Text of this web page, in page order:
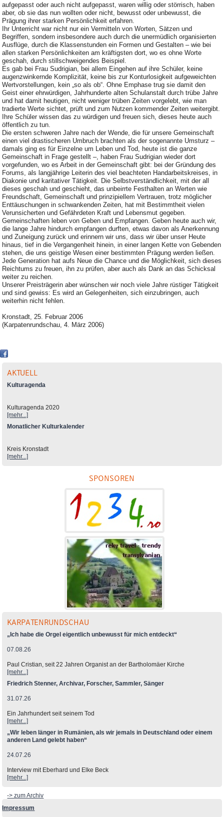
aufgepasst oder auch nicht aufgepasst, waren willig oder störrisch, haben
aber, ob sie das nun wollten oder nicht, bewusst oder unbewusst, die
Prägung ihrer starken Persönlichkeit erfahren.
Ihr Unterricht war nicht nur ein Vermitteln von Worten, Sätzen und
Begriffen, sondern insbesondere auch durch die unermüdlich organisierten
Ausflüge, durch die Klassenstunden ein Formen und Gestalten – wie bei
allen starken Persönlichkeiten am kräftigsten dort, wo es ohne Worte
geschah, durch stillschweigendes Beispiel.
Es gab bei Frau Sudrigian, bei allem Eingehen auf ihre Schüler, keine
augenzwinkernde Komplizität, keine bis zur Konturlosigkeit aufgeweichten
Wertvorstellungen, kein „so als ob“. Ohne Emphase trug sie damit den
Geist einer ehrwürdigen, Jahrhunderte alten Schulanstalt durch trübe Jahre
und hat damit heutigen, nicht weniger trüben Zeiten vorgelebt, wie man
tradierte Werte sichtet, prüft und zum Nutzen kommender Zeiten weitergibt.
Ihre Schüler wissen das zu würdigen und freuen sich, dieses heute auch
öffentlich zu tun.
Die ersten schweren Jahre nach der Wende, die für unsere Gemeinschaft
einen viel drastischeren Umbruch brachten als der sogenannte Umsturz –
damals ging es für Einzelne um Leben und Tod, heute ist die ganze
Gemeinschaft in Frage gestellt –, haben Frau Sudrigian wieder dort
vorgefunden, wo es Arbeit in der Gemeinschaft gibt: bei der Gründung des
Forums, als langjährige Leiterin des viel beachteten Handarbeitskreises, in
Diakonie und karitativer Tätigkeit. Die Selbstverständlichkeit, mit der all
dieses geschah und geschieht, das unbeirrte Festhalten an Werten wie
Freundschaft, Gemeinschaft und prinzipiellem Vertrauen, trotz möglicher
Enttäuschungen in schwankenden Zeiten, hat mit Bestimmtheit vielen
Verunsicherten und Gefährdeten Kraft und Lebensmut gegeben.
Gemeinschaften leben von Geben und Empfangen. Geben heute auch wir,
die lange Jahre hindurch empfangen durften, etwas davon als Anerkennung
und Zuneigung zurück und erinnern wir uns, dass wir über unser Heute
hinaus, tief in die Vergangenheit hinein, in einer langen Kette von Gebenden
stehen, die uns geistige Wesen einer bestimmten Prägung werden ließen.
Jede Generation hat aufs Neue die Chance und die Möglichkeit, sich dieses
Reichtums zu freuen, ihn zu prüfen, aber auch als Dank an das Schicksal
weiter zu reichen.
Unserer Preisträgerin aber wünschen wir noch viele Jahre rüstiger Tätigkeit
und sind gewiss: Es wird an Gelegenheiten, sich einzubringen, auch
weiterhin nicht fehlen.
Kronstadt, 25. Februar 2006
(Karpatenrundschau, 4. März 2006)
AKTUELL
Kulturagenda
Kulturagenda 2020
[mehr...]
Monatlicher Kulturkalender
Kreis Kronstadt
[mehr...]
SPONSOREN
KARPATENRUNDSCHAU
„Ich habe die Orgel eigentlich unbewusst für mich entdeckt“
07.08.26
Paul Cristian, seit 22 Jahren Organist an der Bartholomäer Kirche
[mehr...]
Friedrich Stenner, Archivar, Forscher, Sammler, Sänger
31.07.26
Ein Jahrhundert seit seinem Tod
[mehr...]
„Wir leben länger in Rumänien, als wir jemals in Deutschland oder einem
anderen Land gelebt haben“
24.07.26
Interview mit Eberhard und Elke Beck
[mehr...]
-> zum Archiv
Impressum